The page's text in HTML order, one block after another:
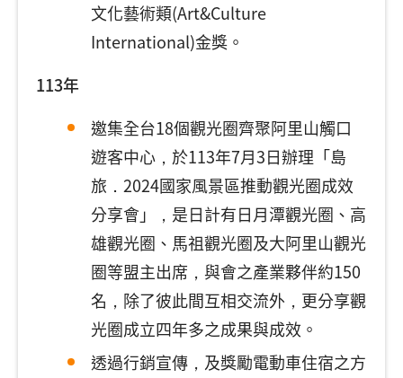
文化藝術類(Art&Culture
International)金獎。
113年
邀集全台18個觀光圈齊聚阿里山觸口
遊客中心，於113年7月3日辦理「島
旅．2024國家風景區推動觀光圈成效
分享會」，是日計有日月潭觀光圈、高
雄觀光圈、馬祖觀光圈及大阿里山觀光
圈等盟主出席，與會之產業夥伴約150
名，除了彼此間互相交流外，更分享觀
光圈成立四年多之成果與成效。
透過行銷宣傳，及獎勵電動車住宿之方